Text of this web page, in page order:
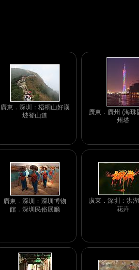
廣東．深圳：梧桐山好漢
坡登山道
廣東．廣州 (海珠
州塔
廣東．深圳：深圳博物
館．深圳民俗展廳
廣東．深圳：洪
花卉